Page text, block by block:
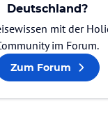
Deutschland?
mit der
im Forum.
Zum Forum